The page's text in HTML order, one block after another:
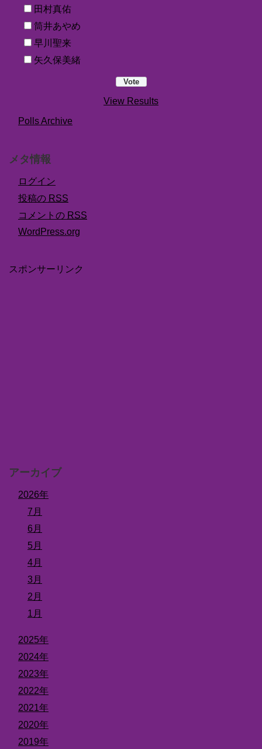
田村真佑
筒井あやめ
早川聖来
矢久保美緒
View Results
Polls Archive
メタ情報
ログイン
投稿の RSS
コメントの RSS
WordPress.org
スポンサーリンク
アーカイブ
2026年
7月
6月
5月
4月
3月
2月
1月
2025年
2024年
2023年
2022年
2021年
2020年
2019年